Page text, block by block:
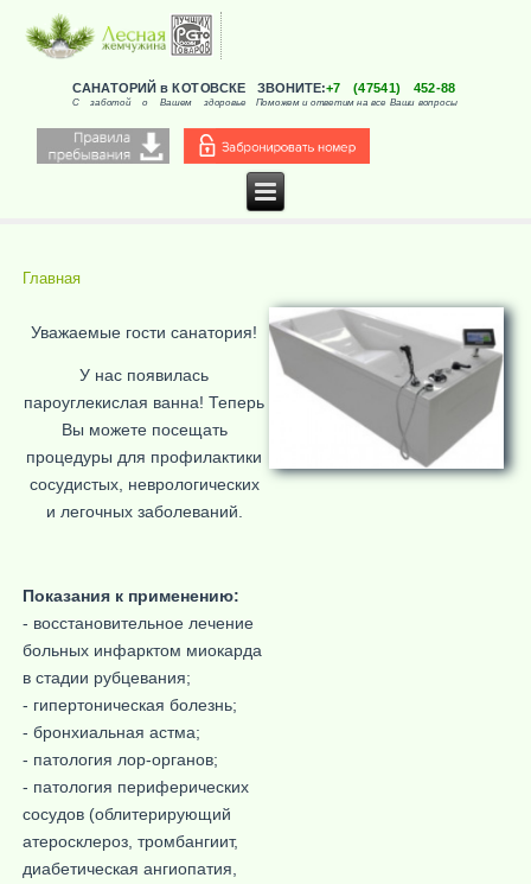
САНАТОРИЙ в КОТОВСКЕ
С заботой о Вашем здоровье
ЗВОНИТЕ:+7 (47541) 452-88
Поможем и ответим на все Ваши вопросы
Вы здесь
Главная
Уважаемые гости санатория!
У нас появилась
пароуглекислая ванна! Теперь
Вы можете посещать
процедуры для профилактики
сосудистых, неврологических
и легочных заболеваний.
Показания к применению:
- восстановительное лечение
больных инфарктом миокарда
в стадии рубцевания;
- гипертоническая болезнь;
- бронхиальная астма;
- патология лор-органов;
- патология периферических
сосудов (облитерирующий
атеросклероз, тромбангиит,
диабетическая ангиопатия,